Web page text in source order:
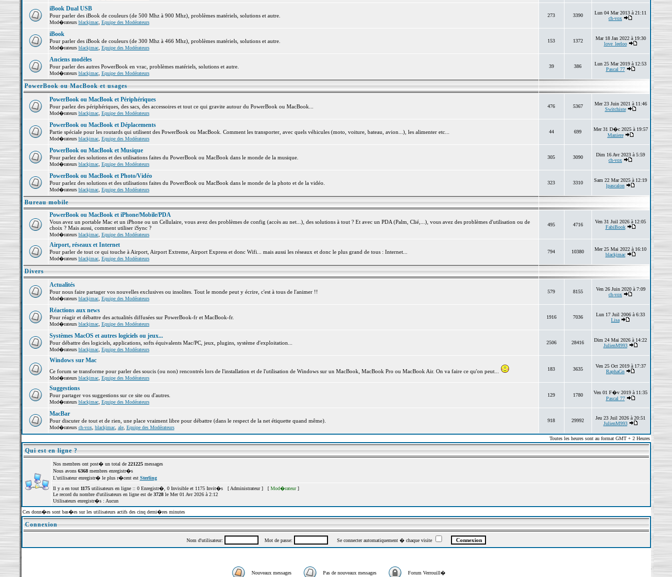
iBook Dual USB
Pour parler des iBook de couleurs (de 500 Mhz à 900 Mhz), problèmes matériels, solutions et autre.
Mod�rateurs blackjmac, Equipe des Modérateurs
273 3390
Lun 04 Mar 2013 à 21:11
ch-vox
iBook
Pour parler des iBook de couleurs (de 300 Mhz à 466 Mhz), problèmes matériels, solutions et autre.
Mod�rateurs blackjmac, Equipe des Modérateurs
153 1372
Mar 18 Jan 2022 à 19:30
love_leeloo
Anciens modèles
Pour parler des autres PowerBook en vrac, problèmes matériels, solutions et autre.
Mod�rateurs blackjmac, Equipe des Modérateurs
39 386
Lun 25 Mar 2019 à 12:53
Pascal 77
PowerBook ou MacBook et usages
PowerBook ou MacBook et Périphériques
Pour parlez des périphériques, des sacs, des accessoires et tout ce qui gravite autour du PowerBook ou MacBook...
Mod�rateurs blackjmac, Equipe des Modérateurs
476 5367
Mer 23 Juin 2021 à 11:46
Switchiste
PowerBook ou MacBook et Déplacements
Partie spéciale pour les routards qui utilisent des PowerBook ou MacBook. Comment les transporter, avec quels véhicules (moto, voiture, bateau, avion...), les alimenter etc...
Mod�rateurs blackjmac, Equipe des Modérateurs
44 699
Mer 31 D�c 2025 à 19:57
Maniere
PowerBook ou MacBook et Musique
Pour parlez des solutions et des utilisations faites du PowerBook ou MacBook dans le monde de la musique.
Mod�rateurs blackjmac, Equipe des Modérateurs
305 3090
Dim 16 Avr 2023 à 5:59
ch-vox
PowerBook ou MacBook et Photo/Vidéo
Pour parlez des solutions et des utilisations faites du PowerBook ou MacBook dans le monde de la photo et de la vidéo.
Mod�rateurs blackjmac, Equipe des Modérateurs
323 3310
Sam 22 Mar 2025 à 12:19
lpascalon
Bureau mobile
PowerBook ou MacBook et iPhone/Mobile/PDA
Vous avez un portable Mac et un iPhone ou un Cellulaire, vous avez des problèmes de config (accès au net...), des solutions à tout ? Et avec un PDA (Palm, Clié,...), vous avez des problèmes d'utilisation ou de
choix ? Mais aussi, comment utiliser iSync ?
Mod�rateurs blackjmac, Equipe des Modérateurs
495 4716
Ven 31 Juil 2026 à 12:05
FabiBook
Airport, réseaux et Internet
Pour parler de tout ce qui touche à Airport, Airport Extreme, Airport Express et donc Wifi... mais aussi les réseaux et donc le plus grand de tous : Internet...
Mod�rateurs blackjmac, Equipe des Modérateurs
794 10380
Mer 25 Mai 2022 à 16:10
blackjmac
Divers
Actualités
Pour nous faire partager vos nouvelles exclusives ou insolites. Tout le monde peut y écrire, c'est à tous de l'animer !!
Mod�rateurs blackjmac, Equipe des Modérateurs
579 8155
Ven 26 Juin 2020 à 7:09
ch-vox
Réactions aux news
Pour réagir et débattre des actualités diffusées sur PowerBook-fr et MacBook-fr.
Mod�rateurs blackjmac, Equipe des Modérateurs
1916 7036
Lun 17 Juil 2006 à 6:33
Lisa
Systèmes MacOS et autres logiciels ou jeux...
Pour débattre des logiciels, applications, softs équivalents Mac/PC, jeux, plugins, système d'exploitation...
Mod�rateurs blackjmac, Equipe des Modérateurs
2506 28416
Dim 24 Mai 2026 à 14:22
JulienM993
Windows sur Mac
Ce forum se transforme pour parler des soucis (ou non) rencontrés lors de l'installation et de l'utilisation de Windows sur un MacBook, MacBook Pro ou MacBook Air. On va faire ce qu'on peut...
Mod�rateurs blackjmac, Equipe des Modérateurs
183 3635
Ven 25 Oct 2019 à 17:37
RaphaGn
Suggestions
Pour partager vos suggestions sur ce site ou d'autres.
Mod�rateurs blackjmac, Equipe des Modérateurs
129 1780
Ven 01 F�v 2019 à 11:35
Pascal 77
MacBar
Pour discuter de tout et de rien, une place vraiment libre pour débattre (dans le respect de la net étiquette quand même).
Mod�rateurs ch-vox, blackjmac, ale, Equipe des Modérateurs
918 29992
Jeu 23 Juil 2026 à 20:51
JulienM993
Toutes les heures sont au format GMT + 2 Heures
Qui est en ligne ?
Nos membres ont post� un total de 221225messages
Nous avons 6368membres enregistr�s
L'utilisateur enregistr� le plus r�cent est Sterling
Il y a en tout 1175utilisateurs en ligne :: 0 Enregistr�, 0 Invisible et 1175 Invit�s [ Administrateur] [ Mod�rateur]
Le record du nombre d'utilisateurs en ligne est de 3728le Mer 01 Avr 2026 à 2:12
Utilisateurs enregistr�s : Aucun
Ces donn�es sont bas�es sur les utilisateurs actifs des cinq derni�res minutes
Connexion
Nom d'utilisateur: Mot de passe: Se connecter automatiquement � chaque visite
Nouveaux messages Pas de nouveaux messages Forum Verrouill�